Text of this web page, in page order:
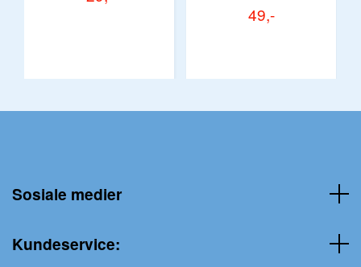
49,-
Sosiale medier
Kundeservice: